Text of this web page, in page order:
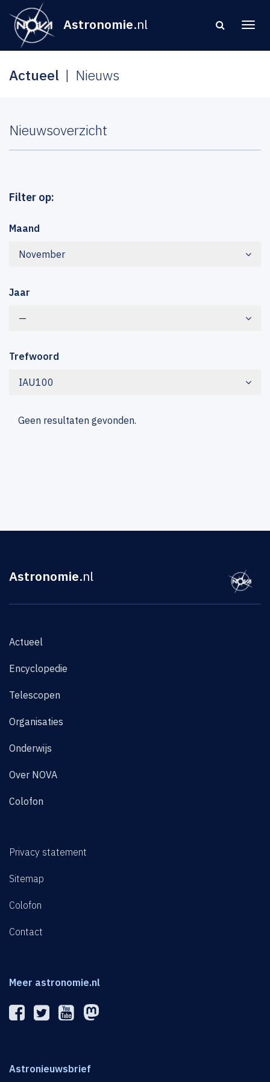
Astronomie.nl
Actueel Nieuws
Nieuwsoverzicht
Filter op:
Maand
November
Jaar
—
Trefwoord
IAU100
Geen resultaten gevonden.
Astronomie.nl
Actueel
Encyclopedie
Telescopen
Organisaties
Onderwijs
Over NOVA
Colofon
Privacy statement
Sitemap
Colofon
Contact
Meer astronomie.nl
Astronieuwsbrief